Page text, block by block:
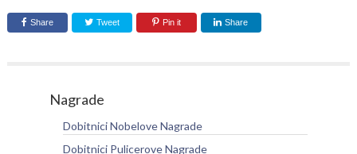
Share Tweet Pin it Share
Nagrade
Dobitnici Nobelove Nagrade
Dobitnici Pulicerove Nagrade